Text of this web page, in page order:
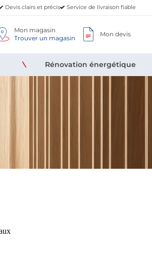
Devis clairs et précis Service de livraison fiable
Mon magasin
Trouver un magasin
Mon devis
Rénovation énergétique